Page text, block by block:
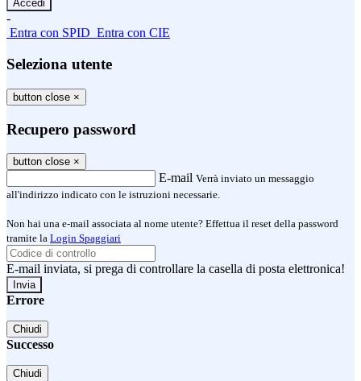
-
Entra con SPID Entra con CIE
Seleziona utente
button close ×
Recupero password
button close ×
E-mail Verrà inviato un messaggio
all'indirizzo indicato con le istruzioni necessarie.
Non hai una e-mail associata al nome utente? Effettua il reset della password
tramite la Login Spaggiari
E-mail inviata, si prega di controllare la casella di posta elettronica!
Errore
Chiudi
Successo
Chiudi